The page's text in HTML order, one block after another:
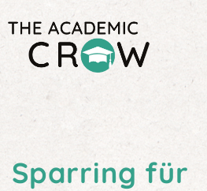
Sparring für